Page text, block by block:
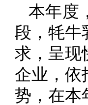
本年度
段，牦牛
求，呈现
企业，依
势，在本